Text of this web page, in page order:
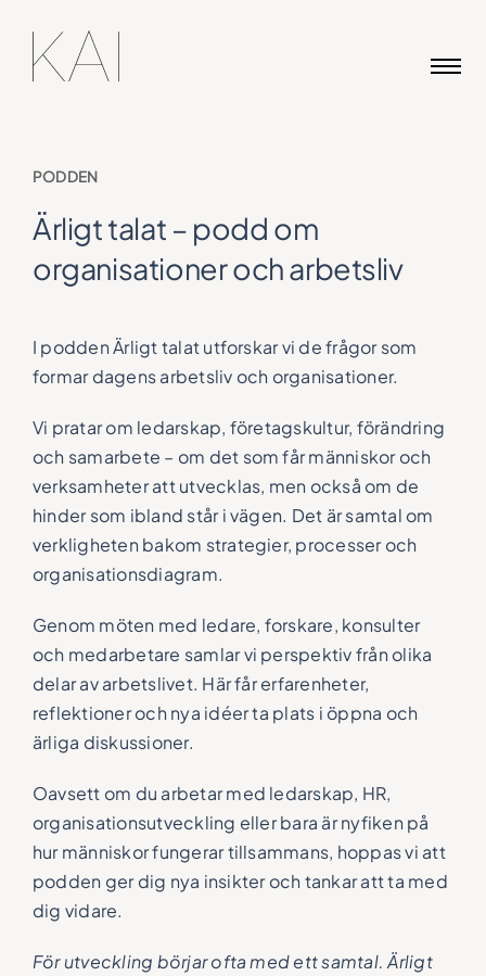
content
PODDEN
Ärligt talat – podd om
organisationer och arbetsliv
I podden Ärligt talat utforskar vi de frågor som
formar dagens arbetsliv och organisationer.
Vi pratar om ledarskap, företagskultur, förändring
och samarbete – om det som får människor och
verksamheter att utvecklas, men också om de
hinder som ibland står i vägen. Det är samtal om
verkligheten bakom strategier, processer och
organisationsdiagram.
Genom möten med ledare, forskare, konsulter
och medarbetare samlar vi perspektiv från olika
delar av arbetslivet. Här får erfarenheter,
reflektioner och nya idéer ta plats i öppna och
ärliga diskussioner.
Oavsett om du arbetar med ledarskap, HR,
organisationsutveckling eller bara är nyfiken på
hur människor fungerar tillsammans, hoppas vi att
podden ger dig nya insikter och tankar att ta med
dig vidare.
För utveckling börjar ofta med ett samtal. Ärligt